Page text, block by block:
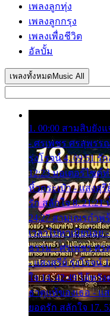
เพลงลูกทุ่ง
เพลงลูกกรุง
เพลงเพื่อชีวิต
อัลบั้ม
เพลงทั้งหมด Music All
1. 00:00 สามสิบยัง
- ศรเพชร ศรสุพรร
รุ่งโรจน์ 4. 09:51
12:23 มอเตอร์ไซค์
หิ้วกระเป๋า - แสงสุรี
รัก สลักใจ 8.
24:27 สามเณรกำพ
เวลาไปหาเมียน้อย
ธรรม - ศรเพชร ศ
- แสงสุรีย์ รุ่งโรจน์
ใจ 14. 42:49 ไอ้หวั
ธาตุแท้ของเธอ - แ
ยอดรัก สลักใจ 17.